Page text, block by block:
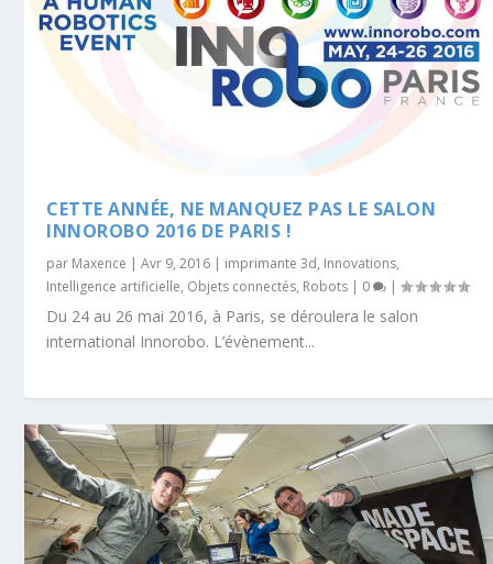
CETTE ANNÉE, NE MANQUEZ PAS LE SALON
INNOROBO 2016 DE PARIS !
par Maxence |Avr 9, 2016 | imprimante 3d, Innovations,
Intelligence artificielle, Objets connectés, Robots | 0 |
Du 24 au 26 mai 2016, à Paris, se déroulera le salon
international Innorobo. L’évènement...